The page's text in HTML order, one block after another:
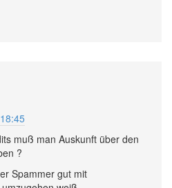
muß man Auskunft über den
?
Spammer gut mit